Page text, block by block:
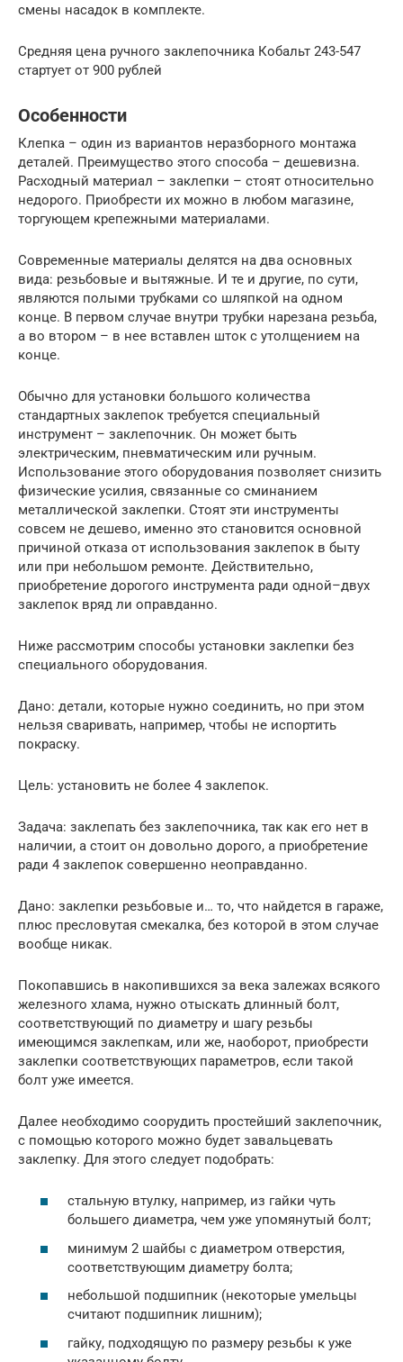
смены насадок в комплекте.
Средняя цена ручного заклепочника Кобальт 243-547
стартует от 900 рублей
Особенности
Клепка – один из вариантов неразборного монтажа
деталей. Преимущество этого способа – дешевизна.
Расходный материал – заклепки – стоят относительно
недорого. Приобрести их можно в любом магазине,
торгующем крепежными материалами.
Современные материалы делятся на два основных
вида: резьбовые и вытяжные. И те и другие, по сути,
являются полыми трубками со шляпкой на одном
конце. В первом случае внутри трубки нарезана резьба,
а во втором – в нее вставлен шток с утолщением на
конце.
Обычно для установки большого количества
стандартных заклепок требуется специальный
инструмент – заклепочник. Он может быть
электрическим, пневматическим или ручным.
Использование этого оборудования позволяет снизить
физические усилия, связанные со сминанием
металлической заклепки. Стоят эти инструменты
совсем не дешево, именно это становится основной
причиной отказа от использования заклепок в быту
или при небольшом ремонте. Действительно,
приобретение дорогого инструмента ради одной–двух
заклепок вряд ли оправданно.
Ниже рассмотрим способы установки заклепки без
специального оборудования.
Дано: детали, которые нужно соединить, но при этом
нельзя сваривать, например, чтобы не испортить
покраску.
Цель: установить не более 4 заклепок.
Задача: заклепать без заклепочника, так как его нет в
наличии, а стоит он довольно дорого, а приобретение
ради 4 заклепок совершенно неоправданно.
Дано: заклепки резьбовые и… то, что найдется в гараже,
плюс пресловутая смекалка, без которой в этом случае
вообще никак.
Покопавшись в накопившихся за века залежах всякого
железного хлама, нужно отыскать длинный болт,
соответствующий по диаметру и шагу резьбы
имеющимся заклепкам, или же, наоборот, приобрести
заклепки соответствующих параметров, если такой
болт уже имеется.
Далее необходимо соорудить простейший заклепочник,
с помощью которого можно будет завальцевать
заклепку. Для этого следует подобрать:
стальную втулку, например, из гайки чуть
большего диаметра, чем уже упомянутый болт;
минимум 2 шайбы с диаметром отверстия,
соответствующим диаметру болта;
небольшой подшипник (некоторые умельцы
считают подшипник лишним);
гайку, подходящую по размеру резьбы к уже